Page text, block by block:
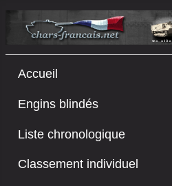
Accueil
Engins blindés
Liste chronologique
Classement individuel